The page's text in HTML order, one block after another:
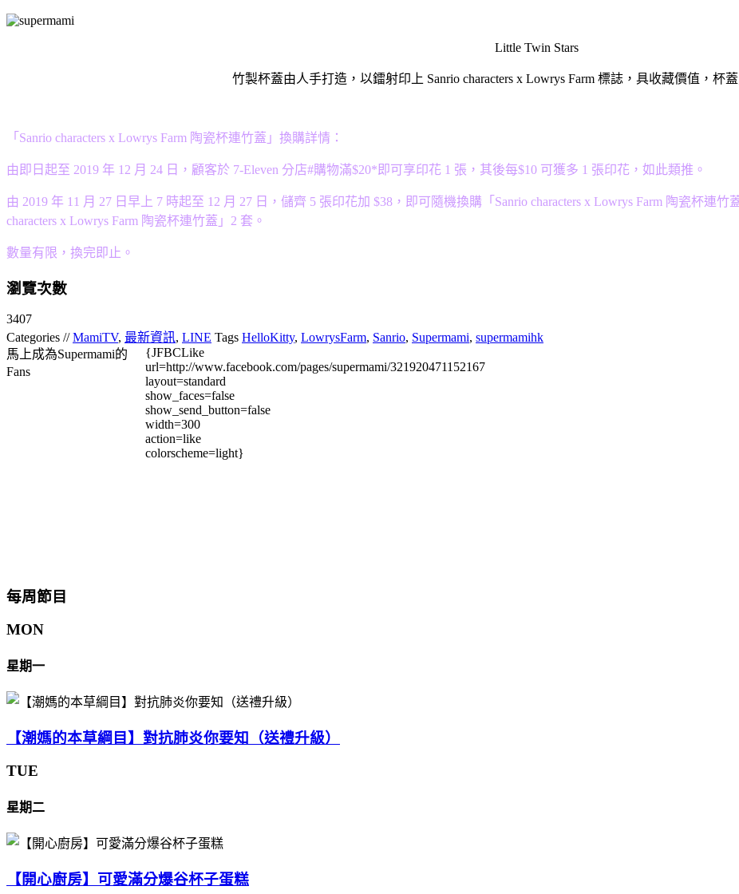
Little Twin Stars
竹製杯蓋由人手打造，以鐳射印上 Sanrio characters x Lowrys Farm 標誌，具收藏價值，杯
「Sanrio characters x Lowrys Farm 陶瓷杯連竹蓋」 換購詳情：
由即日起至 2019 年 12 月 24 日，顧客於 7-Eleven 分店#購物滿$20*即可享印花 1 張，其後每$10 可獲多 1 張印花，如此類推。
由 2019 年 11 月 27 日早上 7 時起至 12 月 27 日，儲齊 5 張印花加 $38，即可隨機換購「Sanrio characters x Lowrys Farm 陶瓷杯連
characters x Lowrys Farm 陶瓷杯連竹蓋」2 套。
數量有限，換完即止。
瀏覽次數
3407
Categories //MamiTV, 最新資訊, LINE Tags HelloKitty, LowrysFarm, Sanrio, Supermami, supermamihk
馬上成為Supermami的
Fans
{JFBCLike
url=http://www.facebook.com/pages/supermami/321920471152167
layout=standard
show_faces=false
show_send_button=false
width=300
action=like
colorscheme=light}
每周節目
MON
星期一
【潮媽的本草綱目】對抗肺炎你要知（送禮升級）
TUE
星期二
【開心廚房】可愛滿分爆谷杯子蛋糕